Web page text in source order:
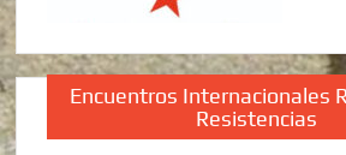
Encuentros Internacionales
Resistencias